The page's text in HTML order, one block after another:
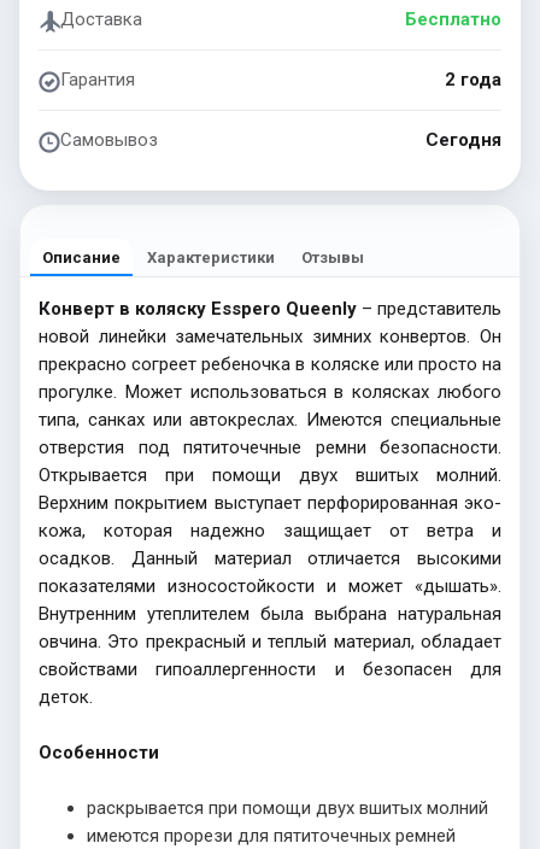
Доставка Бесплатно
Гарантия 2 года
Самовывоз Сегодня
Описание Характеристики Отзывы
Конверт в коляску Esspero Queenly – представитель
новой линейки замечательных зимних конвертов. Он
прекрасно согреет ребеночка в коляске или просто на
прогулке. Может использоваться в колясках любого
типа, санках или автокреслах. Имеются специальные
отверстия под пятиточечные ремни безопасности.
Открывается при помощи двух вшитых молний.
Верхним покрытием выступает перфорированная эко-
кожа, которая надежно защищает от ветра и
осадков. Данный материал отличается высокими
показателями износостойкости и может «дышать».
Внутренним утеплителем была выбрана натуральная
овчина. Это прекрасный и теплый материал, обладает
свойствами гипоаллергенности и безопасен для
деток.
Особенности
раскрывается при помощи двух вшитых молний
имеются прорези для пятиточечных ремней